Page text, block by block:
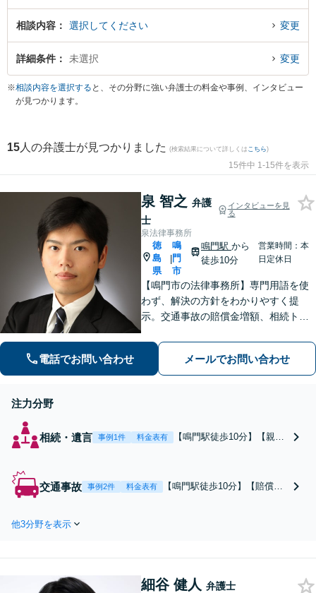
す。したがって弁護士検索をする際は単に自宅から近いというだけでなく、こ
ういった都道府県内の中心・主要エリアで弁護士検索すると選択肢の幅が広が
るかもしれません。パソコンの場合は左側のサイドバー、スマホの場合は画面
ど条件を絞り込み検索できます。相談内容としては、次のような悩みやニーズ
をもった方が弁護士へ面談予約や弁護士費用の見積依頼をすることで悩み解決
の一歩を踏み出すことが多いようです。『母が昔支払っていた不動産担保ロー
士・弁理士に相談したい』、『知り合いに酒の席で殴られたので訴えたい。刑
相談内容 選択してください 変更
詳細条件 未選択 変更
※相談内容を選択する と、その分野に強い弁護士の料金や事例、インタビュー
が見つかります。
15 人の弁護士が見つかりました (検索結果について詳しくは こちら)
15件中 1-15件を表示
泉 智之 弁護
士
インタビューを見
る
泉法律事務所
徳
島
県
|
鳴
門
市
鳴門駅 から
徒歩10分
営業時間：本
日定休日
【鳴門市の法律事務所】専門用語を使
わず、解決の方針をわかりやすく提
示。交通事故の賠償金増額、相続トラ
談無料】どんな些細なことでもお気軽
にご相談ください。会計士・税理士、
社労士等とも連携。
電話でお問い合わせ メールでお問い合わせ
注力分野
相続・遺言 事例1件 料金表有
【鳴門駅徒歩10分】【親族
す！調停／遺留分／相続放
棄／事業承継など複雑な手
交通事故 事例2件 料金表有
【鳴門駅徒歩10分】【賠償金
ださい。後遺障害の等級認定
できない等、損をしないよう
他3分野を表示
細谷 健人 弁護士